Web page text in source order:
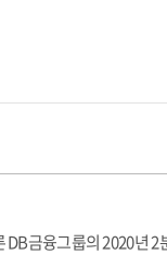
금융그룹의 2020년